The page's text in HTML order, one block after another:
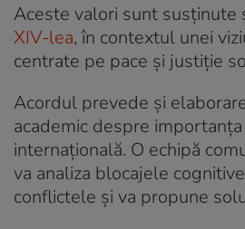
Aceste valori sunt susținute
XIV-lea, în contextul unei
centrate pe pace și justiție
Acordul prevede și
academic despre
internațională. O echipă
va analiza blocajele
conflictele și va propune